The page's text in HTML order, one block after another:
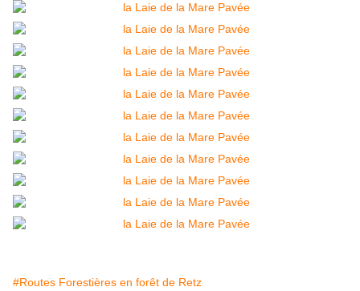
#Routes Forestières en forêt de Retz